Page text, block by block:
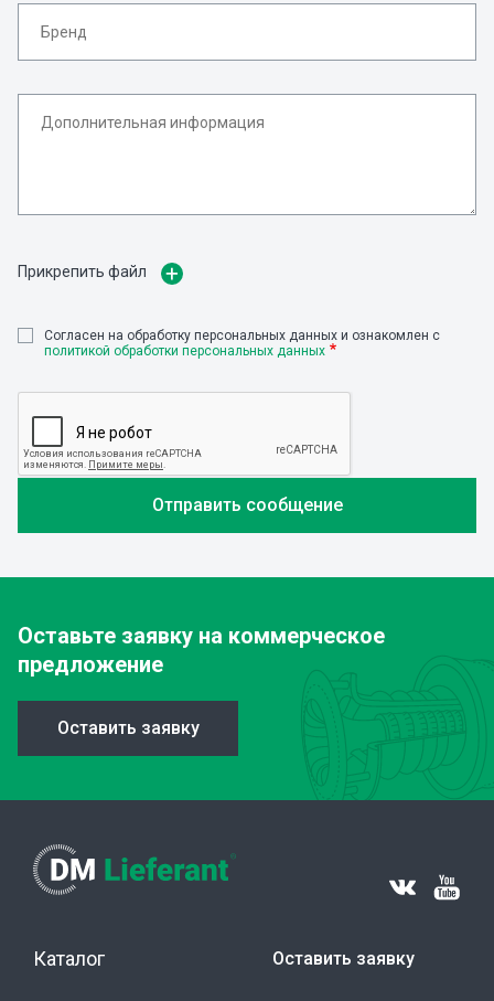
Прикрепить файл
Cогласен на обработку персональных данных и ознакомлен с
политикой обработки персональных данных
Оставьте заявку на коммерческое
предложение
Оставить заявку
Каталог Оставить заявку